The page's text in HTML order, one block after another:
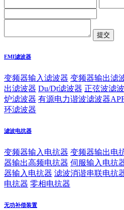
EMI滤波器
变频器输入滤波器 变频器输出滤
出滤波器 Du/Dt滤波器 正弦波滤
炉滤波器 有源电力谐波滤波器
环滤波器
滤波电抗器
变频器输入电抗器 变频器输出电
器输出高频电抗器 伺服输入电抗
器输入电抗器 滤波消谐串联电抗
电抗器 零相电抗器
无功补偿装置